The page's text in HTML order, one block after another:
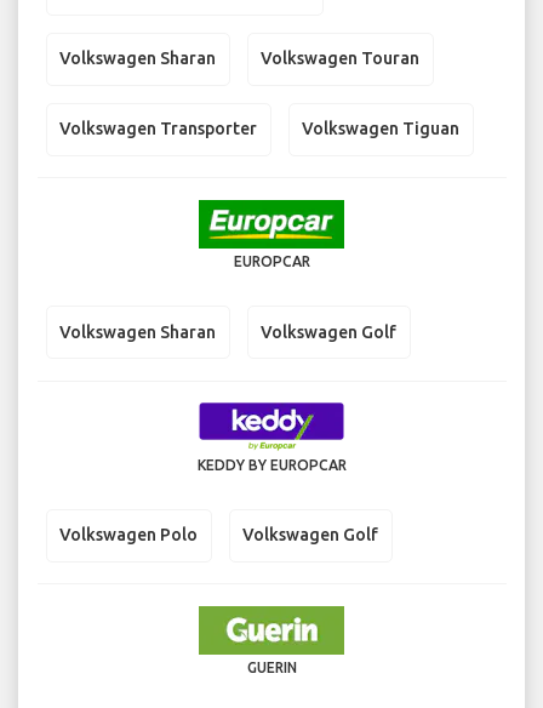
Volkswagen Sharan Volkswagen Touran
Volkswagen Transporter Volkswagen Tiguan
EUROPCAR
Volkswagen Sharan Volkswagen Golf
KEDDY BY EUROPCAR
Volkswagen Polo Volkswagen Golf
GUERIN